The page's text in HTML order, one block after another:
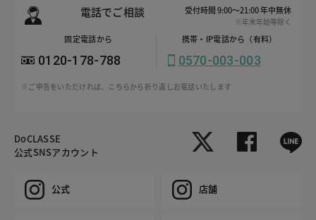
電話でご相談 受付時間 9:00～21:00 年中無休
※年末年始等除く
固定電話から
0120-178-788
携帯・IP電話から（有料）
0570-003-003
※ご申告をいただければ、こちらから折り返しお電話いたします
DoCLASSE
公式SNSアカウント
公式 店舗